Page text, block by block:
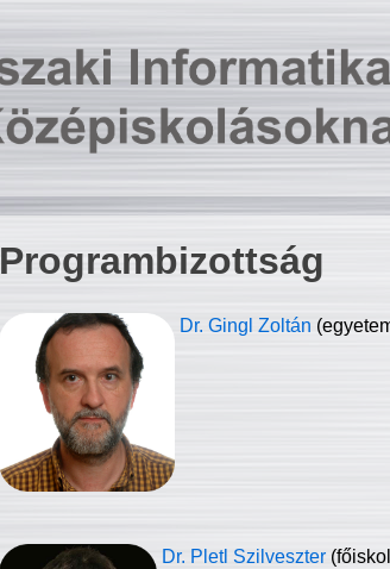
Programbizottság
Dr. Gingl Zoltán
Dr. Pletl Szilveszter